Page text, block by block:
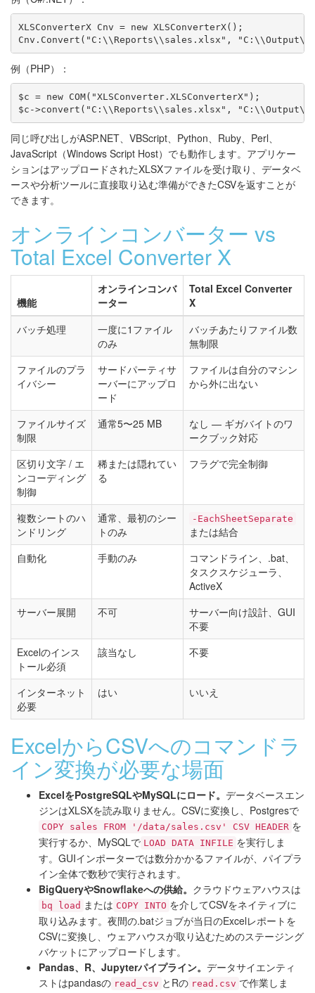
XLSConverterX Cnv = new XLSConverterX();
Cnv.Convert("C:\\Reports\\sales.xlsx",
例（PHP）：
$c = new COM("XLSConverter.XLSConverterX");
$c->convert("C:\\Reports\\sales.xlsx",
同じ呼び出しがASP.NET、VBScript、Python、Ruby、Perl、
JavaScript（Windows Script Host）でも動作します。アプリケー
ションはアップロードされたXLSXファイルを受け取り、データベ
ースや分析ツールに直接取り込む準備ができたCSVを返すことが
できます。
オンラインコンバーター vs
Total Excel Converter X
機能
オンラインコンバ
ーター
Total Excel Converter
X
バッチ処理
一度に1ファイル
のみ
バッチあたりファイル数
無制限
ファイルのプラ
イバシー
サードパーティサ
ーバーにアップロ
ード
ファイルは自分のマシン
から外に出ない
ファイルサイズ
制限
通常5〜25 MB
なし — ギガバイトのワ
ークブック対応
区切り文字 / エ
ンコーディング
制御
稀または隠れてい
る
フラグで完全制御
複数シートのハ
ンドリング
通常、最初のシー
トのみ
-EachSheetSeparate
または結合
自動化
手動のみ
コマンドライン、.bat、
タスクスケジューラ、
ActiveX
サーバー展開
不可
サーバー向け設計、GUI
不要
Excelのインス
トール必須
該当なし 不要
インターネット
必要
はい いいえ
ExcelからCSVへのコマンドラ
イン変換が必要な場面
ExcelをPostgreSQLやMySQLにロード。 データベースエン
ジンはXLSXを読み取りません。CSVに変換し、Postgresで
COPY sales FROM '/data/sales.csv' CSV HEADER を
実行するか、MySQLで LOAD DATA INFILE を実行しま
す。GUIインポーターでは数分かかるファイルが、パイプラ
イン全体で数秒で実行されます。
BigQueryやSnowflakeへの供給。 クラウドウェアハウスは
bq load または COPY INTO を介してCSVをネイティブに
取り込みます。夜間の.batジョブが当日のExcelレポートを
CSVに変換し、ウェアハウスが取り込むためのステージング
バケットにアップロードします。
Pandas、R、Jupyterパイプライン。 データサイエンティ
ストはpandasの read_csv とRの read.csv で作業しま